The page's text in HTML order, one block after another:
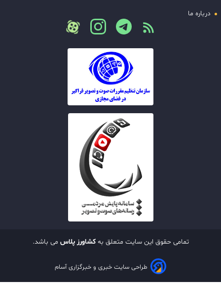
درباره ما
تمامی حقوق این سایت متعلق بهکشاورز پلاس می باشد.
طراحی سایت خبری و خبرگزاری آسام